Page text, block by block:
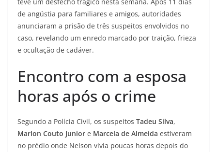
de angústia para familiares e amigos, autoridades
anunciaram a prisão de três suspeitos envolvidos no
caso, revelando um enredo marcado por traição, frieza
e ocultação de cadáver.
Encontro com a esposa
horas após o crime
Segundo a Polícia Civil, os suspeitos Tadeu Silva,
Marlon Couto Junior e Marcela de Almeida estiveram
no prédio onde Nelson vivia poucas horas depois do